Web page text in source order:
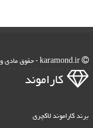
كاراموند
برند کاراموند لاکچری